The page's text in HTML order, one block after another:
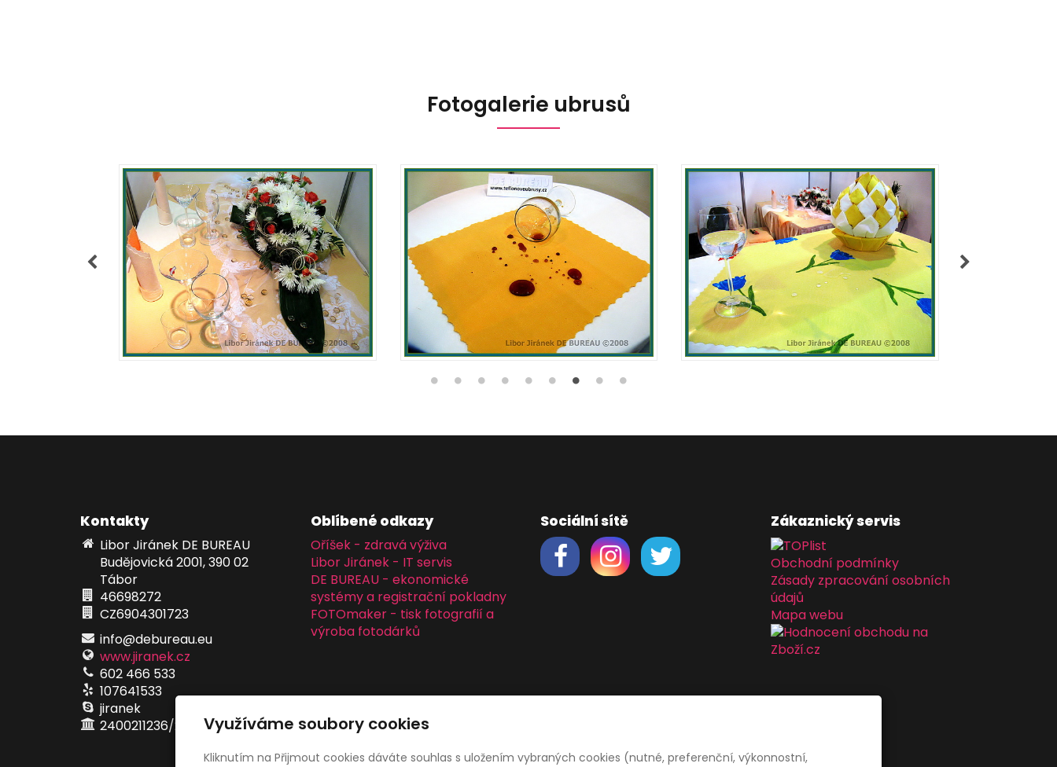
Fotogalerie ubrusů
Kontakty
Libor Jiránek DE BUREAU
Budějovická 2001, 390 02
Tábor
46698272
CZ6904301723
info@debureau.eu
www.jiranek.cz
602 466 533
107641533
jiranek
2400211236/2010
Oblíbené odkazy
Oříšek - zdravá výživa
Libor Jiránek - IT servis
DE BUREAU - ekonomické
systémy a registrační pokladny
FOTOmaker - tisk fotografií a
výroba fotodárků
Sociální sítě Zákaznický servis
Obchodní podmínky
Zásady zpracování osobních
údajů
Mapa webu
Využíváme soubory cookies
Kliknutím na Přijmout cookies dáváte souhlas s uložením vybraných cookies (nutné, preferenční, výkonnostní,